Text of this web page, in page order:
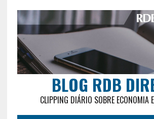
BLOG RDB
CLIPPING DIÁRIO SOBRE ECONOMIA